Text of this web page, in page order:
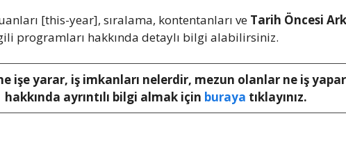
[this-year], sıralama, kontentanları ve Tarih Öncesi
programları hakkında detaylı bilgi alabilirsiniz.
işe yarar, iş imkanları nelerdir, mezun olanlar ne iş
hakkında ayrıntılı bilgi almak için buraya tıklayınız.